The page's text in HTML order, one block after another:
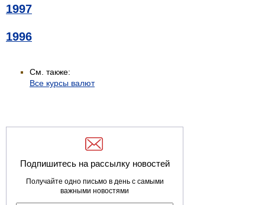
1997
1996
См. также:
Все курсы валют
Подпишитесь на рассылку новостей
Получайте одно письмо в день с самыми
важными новостями